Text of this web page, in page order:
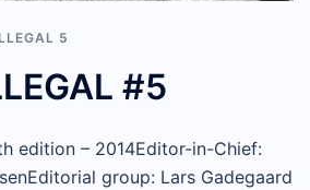
5
#5
edition – 2014Editor-in-Chief:
group: Lars Gadegaard